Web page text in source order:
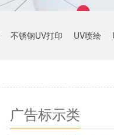
不锈钢UV打印 UV喷绘
广告标示类